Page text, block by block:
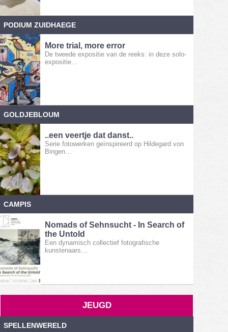
PODIUM ZUIDHAEGE
More trial, more error
De tweede expositie van de reeks: in deze solo-
expositie…
GOLDJEBLOUM
..een veertje dat danst..
Serie fotowerken geïnspireerd op Hildegard von
Bingen…
CAMPIS
Nomads of Sehnsucht - In Search of
the Untold
Een dynamisch collectief fotografische
kunstenaars…
JEUGD
SPELLENWERELD